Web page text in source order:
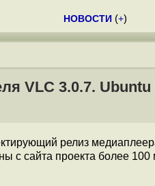
НОВОСТИ (+)
VLC 3.0.7.
релиз
сайта проекта более 100